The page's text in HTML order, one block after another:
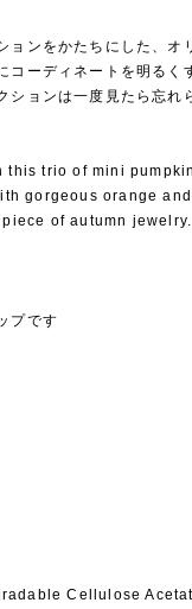
ョンをかたちにした、オ
コーディネートを明るく
ションは一度見たら忘れ
this trio of mini
gorgeous orange
of autumn
プです
Cellulose